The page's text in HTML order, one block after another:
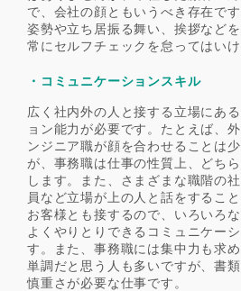
で、会社の顔ともいうべき存在で
姿勢や立ち居振る舞い、挨拶など
常にセルフチェックを怠ってはいけ
・コミュニケーションスキル
広く社内外の人と接する立場にあ
ョン能力が必要です。たとえば、
ンジニア職が顔を合わせることは
が、事務職は仕事の性質上、どち
します。また、さまざまな職階の
員など立場が上の人と話をするこ
お客様とも接するので、いろいろ
よくやりとりできるコミュニケー
す。また、事務職には集中力も求
単調だと思う人も多いですが、書
慎重さが必要な仕事です。